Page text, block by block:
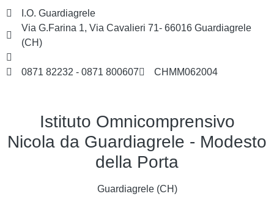
I.O. Guardiagrele
Via G.Farina 1, Via Cavalieri 71- 66016 Guardiagrele
(CH)
0871 82232 - 0871 800607
CHMM062004
Istituto Omnicomprensivo
Nicola da Guardiagrele - Modesto
della Porta
Guardiagrele (CH)